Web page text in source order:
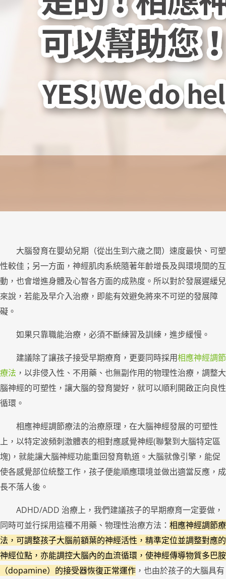
大腦發育在嬰幼兒期（從出生到六歲之間）速度最快、可塑
性較佳；另一方面，神經肌肉系統隨著年齡增長及與環境間的互
動，也會增進身體及心智各方面的成熟度。所以對於發展遲緩兒
來說，若能及早介入治療，即能有效避免將來不可逆的發展障
礙。
如果只靠職能治療，必須不斷練習及訓練，進步緩慢。
建議除了讓孩子接受早期療育，更要同時採用相應神經調節
療法 ，以非侵入性、不用藥、也無副作用的物理性治療， 調整大
腦神經的可塑性，讓大腦的發育變好，就可以順利開啟正向良性
循環。
相應神經調節療法的治療原理，在大腦神經發展的可塑性
上，以特定波頻刺激體表的相對應感覺神經(聯繫到大腦特定區
塊)，就能讓大腦神經功能重回發育軌道。大腦就像引擎，能促
使各感覺部位統整工作，孩子便能順應環境並做出適當反應，成
長不落人後。
ADHD/ADD 治療上，我們建議孩子的早期療育一定要做，
同時可並行採用這種不用藥、物理性治療方法： 相應神經調節療
法，可調整孩子大腦前額葉的神經活性，精準定位並調整對應的
神經位點，亦能調控大腦內的血流循環，使神經傳導物質多巴胺
（dopamine）的接受器恢復正常運作 ，也由於孩子的大腦具有